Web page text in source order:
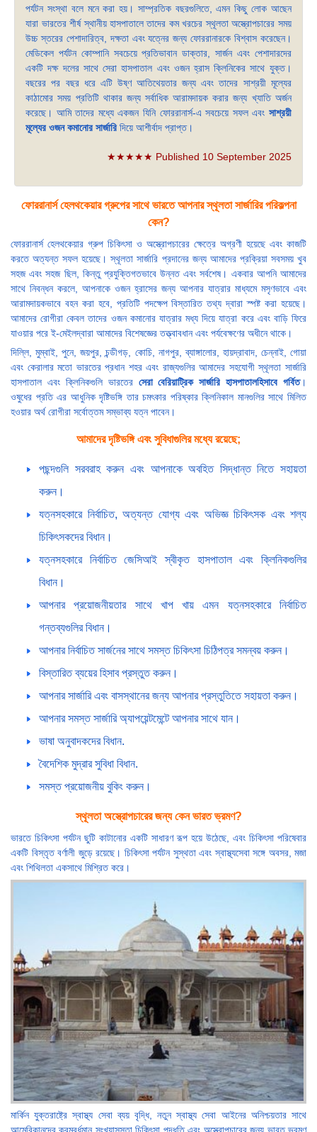
পর্যটন সংস্থা বলে মনে করা হয়। সাম্প্রতিক বছরগুলিতে, এমন কিছু লোক আছেন
যারা ভারতের শীর্ষ স্থানীয় হাসপাতালে তাদের কম খরচের স্থূলতা অস্ত্রোপচারের সময়
উচ্চ স্তরের পেশাদারিত্ব, দক্ষতা এবং যত্নের জন্য ফোররানারকে বিশ্বাস করেছেন।
মেডিকেল পর্যটন কোম্পানি সবচেয়ে প্রতিভাবান ডাক্তার, সার্জন এবং পেশাদারদের
একটি দক্ষ দলের সাথে সেরা হাসপাতাল এবং ওজন হ্রাস ক্লিনিকের সাথে যুক্ত।
বছরের পর বছর ধরে এটি উষ্ণ আতিথেয়তার জন্য এবং তাদের সাশ্রয়ী মূল্যের
কাঠামোর সময় প্রতিটি থাকার জন্য সর্বাধিক আরামদায়ক করার জন্য খ্যাতি অর্জন
করেছে। আমি তাদের মধ্যে একজন যিনি ফোররানার্স-এ সবচেয়ে সফল এবং সাশ্রয়ী
মূল্যের ওজন কমানোর সার্জারি দিয়ে আশীর্বাদ প্রাপ্ত।
★★★★★ Published 10 September 2025
ফোররানার্স হেলথকেয়ার গ্রুপের সাথে ভারতে আপনার স্থূলতা সার্জারির পরিকল্পনা
কেন?
ফোররানার্স হেলথকেয়ার গ্রুপ চিকিৎসা ও অস্ত্রোপচারের ক্ষেত্রে অগ্রণী হয়েছে এবং কাজটি
করতে অত্যন্ত সফল হয়েছে। স্থূলতা সার্জারি প্রদানের জন্য আমাদের প্রক্রিয়া সবসময় খুব
সহজ এবং সহজ ছিল, কিন্তু প্রযুক্তিগতভাবে উন্নত এবং সর্বশেষ। একবার আপনি আমাদের
সাথে নিবন্ধন করলে, আপনাকে ওজন হ্রাসের জন্য আপনার যাত্রার মাধ্যমে মসৃণভাবে এবং
আরামদায়কভাবে বহন করা হবে, প্রতিটি পদক্ষেপ বিস্তারিত তথ্য দ্বারা স্পষ্ট করা হয়েছে।
আমাদের রোগীরা কেবল তাদের ওজন কমানোর যাত্রার মধ্য দিয়ে যাত্রা করে এবং বাড়ি ফিরে
যাওয়ার পরে ই-মেইলদ্বারা আমাদের বিশেষজ্ঞের তত্ত্বাবধান এবং পর্যবেক্ষণের অধীনে থাকে।
দিল্লি, মুম্বাই, পুনে, জয়পুর, চন্ডীগড়, কোচি, নাগপুর, ব্যাঙ্গালোর, হায়দ্রাবাদ, চেন্নাই, গোয়া
এবং কেরালার মতো ভারতের প্রধান শহর এবং রাজ্যগুলির আমাদের সহযোগী স্থূলতা সার্জারি
হাসপাতাল এবং ক্লিনিকগুলি ভারতের সেরা বেরিয়াট্রিক সার্জারি হাসপাতালহিসাবে গর্বিত।
ওষুধের প্রতি এর আধুনিক দৃষ্টিভঙ্গি তার চমৎকার পরিষ্কার ক্লিনিকাল মানগুলির সাথে মিলিত
হওয়ার অর্থ রোগীরা সর্বোত্তম সম্ভাব্য যত্ন পাবেন।
আমাদের দৃষ্টিভঙ্গি এবং সুবিধাগুলির মধ্যে রয়েছে;
পছন্দগুলি সরবরাহ করুন এবং আপনাকে অবহিত সিদ্ধান্ত নিতে সহায়তা
করুন।
যত্নসহকারে নির্বাচিত, অত্যন্ত যোগ্য এবং অভিজ্ঞ চিকিৎসক এবং শল্য
চিকিৎসকদের বিধান।
যত্নসহকারে নির্বাচিত জেসিআই স্বীকৃত হাসপাতাল এবং ক্লিনিকগুলির
বিধান।
আপনার প্রয়োজনীয়তার সাথে খাপ খায় এমন যত্নসহকারে নির্বাচিত
গন্তব্যগুলির বিধান।
আপনার নির্বাচিত সার্জনের সাথে সমস্ত চিকিৎসা চিঠিপত্র সমন্বয় করুন।
বিস্তারিত ব্যয়ের হিসাব প্রস্তুত করুন।
আপনার সার্জারি এবং বাসস্থানের জন্য আপনার প্রস্তুতিতে সহায়তা করুন।
আপনার সমস্ত সার্জারি অ্যাপয়েন্টমেন্টে আপনার সাথে যান।
ভাষা অনুবাদকদের বিধান.
বৈদেশিক মুদ্রার সুবিধা বিধান.
সমস্ত প্রয়োজনীয় বুকিং করুন।
স্থূলতা অস্ত্রোপচারের জন্য কেন ভারত ভ্রমণ?
ভারতে চিকিৎসা পর্যটন ছুটি কাটানোর একটি সাধারণ রূপ হয়ে উঠেছে, এবং চিকিৎসা পরিষেবার
একটি বিস্তৃত বর্ণালী জুড়ে রয়েছে। চিকিৎসা পর্যটন সুস্থতা এবং স্বাস্থ্যসেবা সঙ্গে অবসর, মজা
এবং শিথিলতা একসাথে মিশ্রিত করে।
মার্কিন যুক্তরাষ্ট্রে স্বাস্থ্য সেবা ব্যয় বৃদ্ধি, নতুন স্বাস্থ্য সেবা আইনের অনিশ্চয়তার সাথে